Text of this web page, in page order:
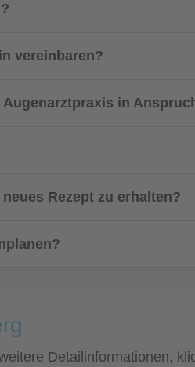
vereinbaren?
in
Rezept zu erhalten?
Detailinformationen,